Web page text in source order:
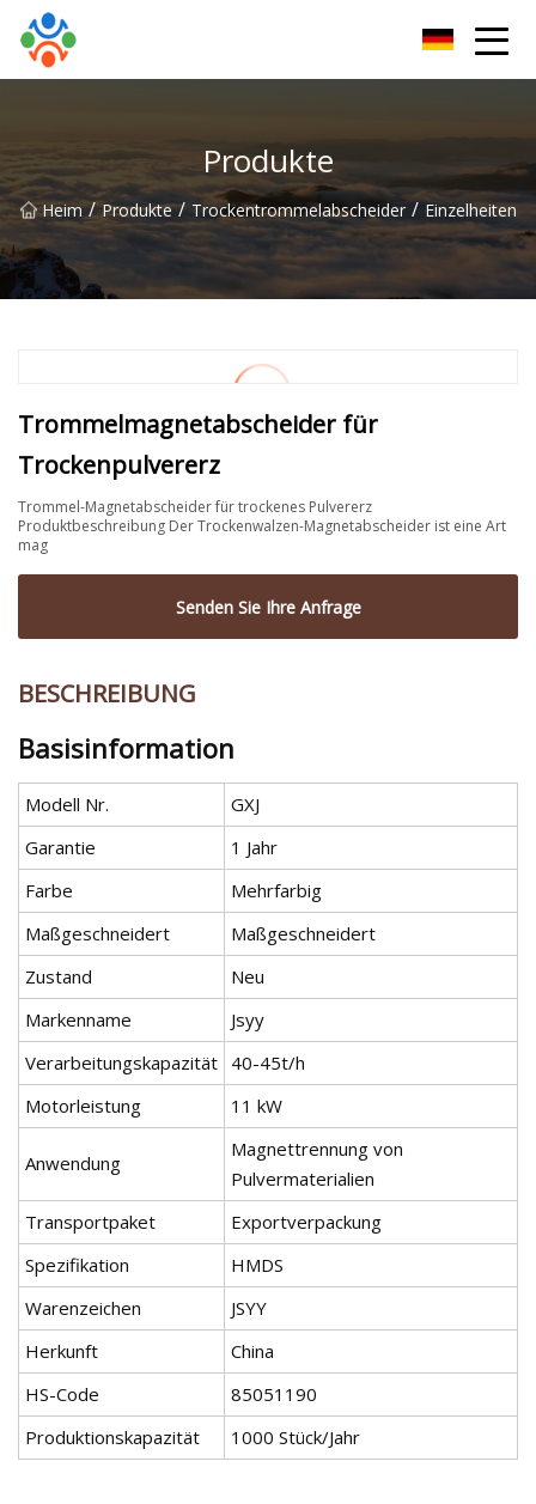
Produkte
Heim / Produkte / Trockentrommelabscheider / Einzelheiten
Trommelmagnetabscheider für
Trockenpulvererz
Trommel-Magnetabscheider für trockenes Pulvererz
Produktbeschreibung Der Trockenwalzen-Magnetabscheider ist eine Art
mag
Senden Sie Ihre Anfrage
BESCHREIBUNG
Basisinformation
Modell Nr.
GXJ
Garantie
1 Jahr
Farbe
Mehrfarbig
Maßgeschneidert
Maßgeschneidert
Zustand
Neu
Markenname
Jsyy
Verarbeitungskapazität 40-45t/h
Motorleistung
11 kW
Anwendung
Magnettrennung von
Pulvermaterialien
Transportpaket
Exportverpackung
Spezifikation
HMDS
Warenzeichen
JSYY
Herkunft
China
HS-Code
85051190
Produktionskapazität
1000 Stück/Jahr